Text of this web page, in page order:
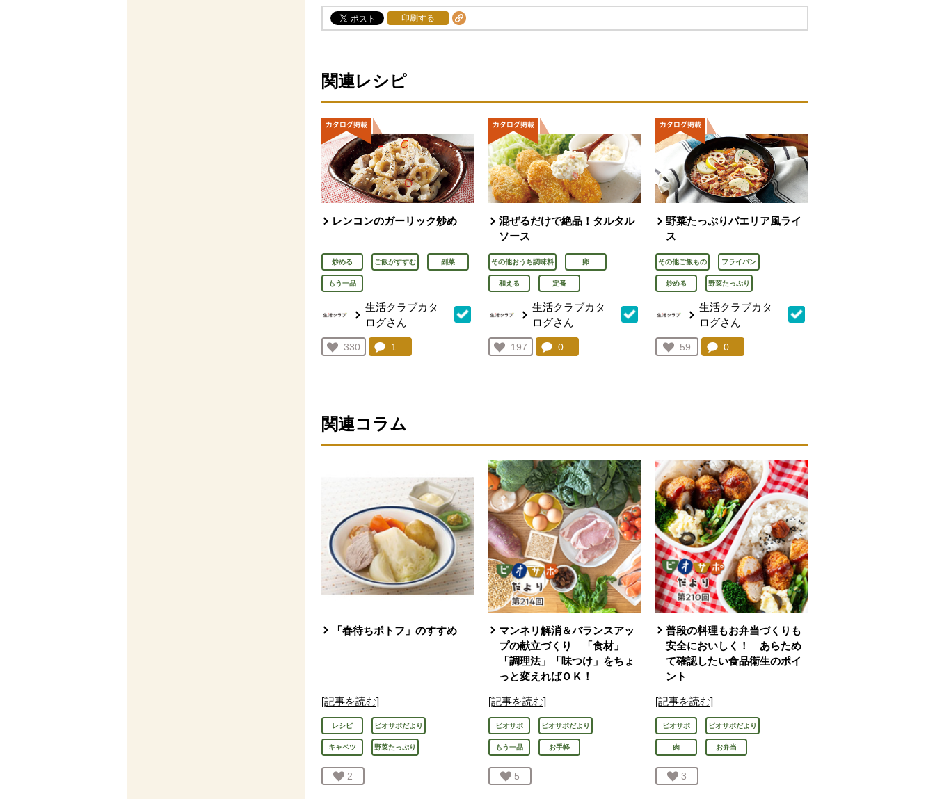
印刷する
関連レシピ
レンコンのガーリック炒め
炒める ご飯がすすむ 副菜
もう一品
生活クラブカタ
ログさん
お気に入り登録：
330
人が登録
コメント：
1
混ぜるだけで絶品！タルタル
ソース
その他おうち調味料 卵
和える 定番
生活クラブカタ
ログさん
お気に入り登録：
197
人が登録
コメント：
0件。コメントを見る。
野菜たっぷりパエリア風ライ
ス
その他ご飯もの フライパン
炒める 野菜たっぷり
生活クラブカタ
ログさん
お気に入り登録：
59
人が登録
コメント：
0件。コメントを見る。
関連コラム
「春待ちポトフ」のすすめ
[記事を読む]
レシピ ビオサポだより
キャベツ 野菜たっぷり
お気に入り登録：
2
マンネリ解消＆バランスアッ
プの献立づくり 「食材」
「調理法」「味つけ」をちょ
っと変えればＯＫ！
[記事を読む]
ビオサポ ビオサポだより
もう一品 お手軽
お気に入り登録：
5
普段の料理もお弁当づくりも
安全においしく！ あらため
て確認したい食品衛生のポイ
ント
[記事を読む]
ビオサポ ビオサポだより
肉 お弁当
お気に入り登録：
3